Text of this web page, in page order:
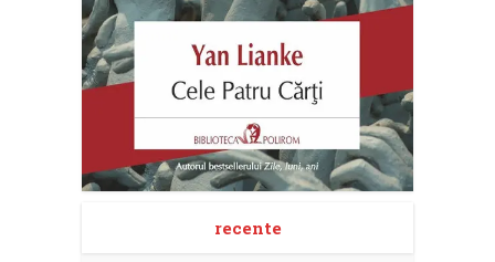
recente